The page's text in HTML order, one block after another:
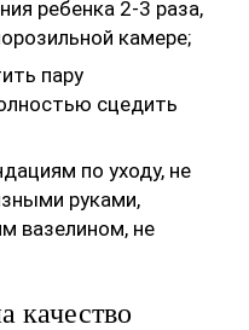
ребенка 2-3 раза,
камере;
пару
сцедить
по уходу, не
руками,
вазелином, не
качество